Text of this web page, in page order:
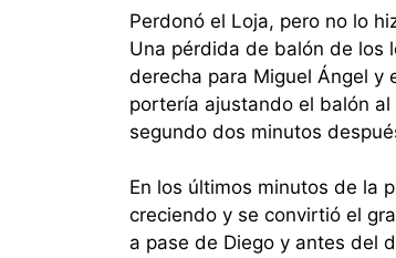
Perdonó el Loja, pero no lo
Una pérdida de balón de los
derecha para Miguel Ángel y
portería ajustando el balón
segundo dos minutos
En los últimos minutos de la
creciendo y se convirtió el
a pase de Diego y antes del